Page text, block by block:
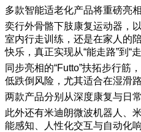
多款智能适老化产品将重磅亮
奕行外骨骼下肢康复运动器，
室内行走训练，还是在家人的
快乐，真正实现从“能走路”到“
同步亮相的“Futto”扶拓步行
低跌倒风险，尤其适合在湿滑
两款产品分别从深度康复与日
此外还有米迪朗微波机器人、
能感知、人性化交互与自动化